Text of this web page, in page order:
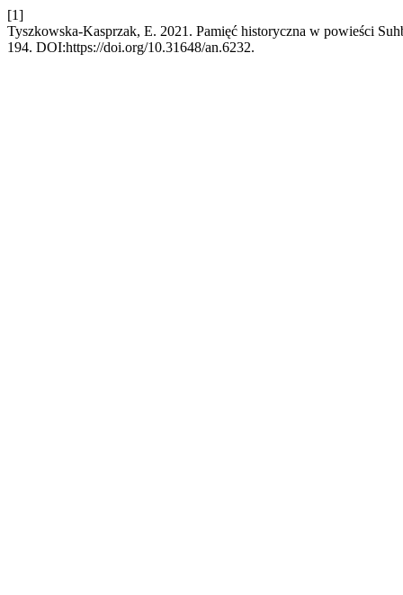
[1]
Tyszkowska-Kasprzak, E. 2021. Pamięć historyczna w powieści
194. DOI:https://doi.org/10.31648/an.6232.